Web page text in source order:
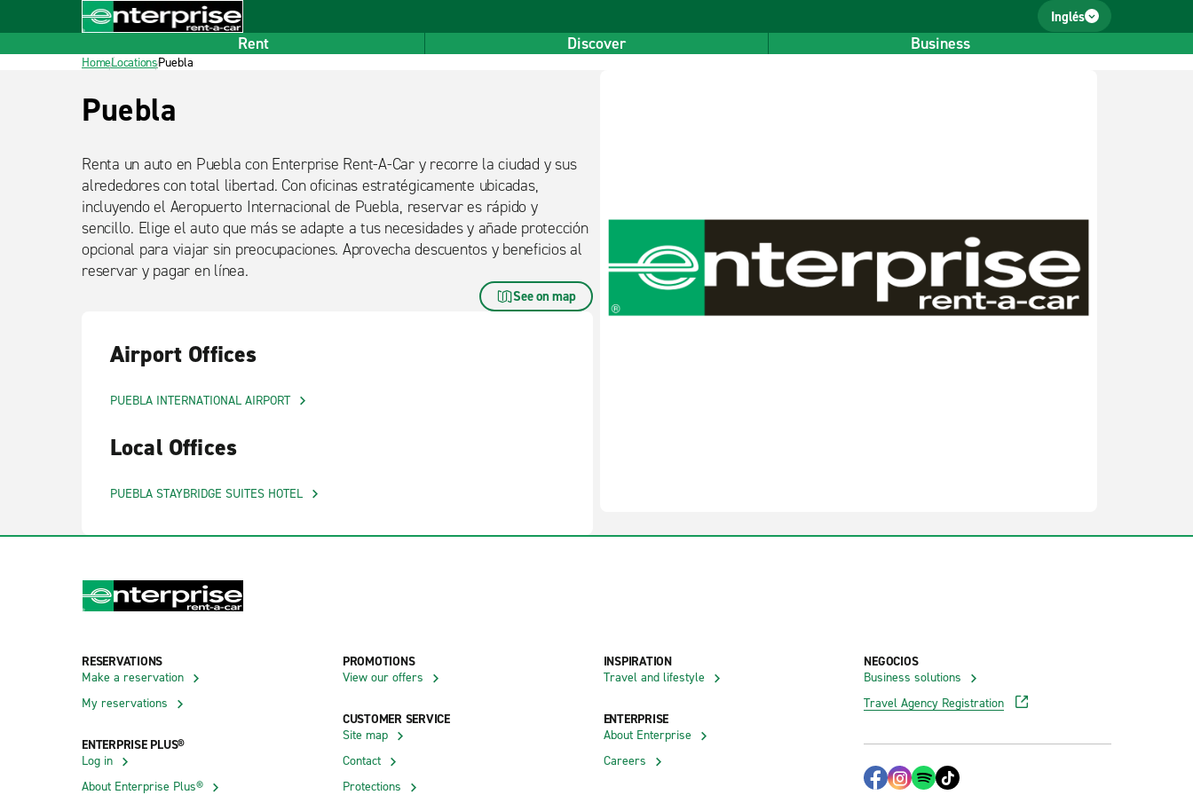
Home
Footer Inglés
Rent Discover Business
HomeLocationsPuebla
Título
Puebla
Renta un auto en Puebla con Enterprise Rent-A-Car y recorre la ciudad y sus
alrededores con total libertad. Con oficinas estratégicamente ubicadas,
incluyendo el Aeropuerto Internacional de Puebla, reservar es rápido y
sencillo. Elige el auto que más se adapte a tus necesidades y añade protección
opcional para viajar sin preocupaciones. Aprovecha descuentos y beneficios al
reservar y pagar en línea.
See on map
Airport Offices
PUEBLA INTERNATIONAL AIRPORT
Local Offices
PUEBLA STAYBRIDGE SUITES HOTEL
RESERVATIONS
Make a reservation
My reservations
ENTERPRISE PLUS®
Log in
About Enterprise Plus®
PROMOTIONS
View our offers
CUSTOMER SERVICE
Site map
Contact
Protections
INSPIRATION
Travel and lifestyle
ENTERPRISE
About Enterprise
Careers
NEGOCIOS
Business solutions
Travel Agency Registration